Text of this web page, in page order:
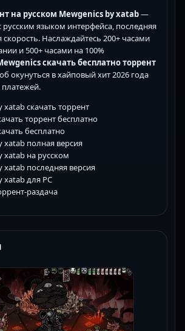
на русском Mewgenics by xatab—
русским языком интерфейса, последняя
скорость. Наслаждайтесь 200+ часами
и 500+ часами на 100%
скачать бесплатно торрент
окунуться в хайповый хит 2026 года
xatab скачать торрент
торрент бесплатно
бесплатно
xatab полная версия
xatab на русском
xatab последняя версия
xatab для PC
раздача